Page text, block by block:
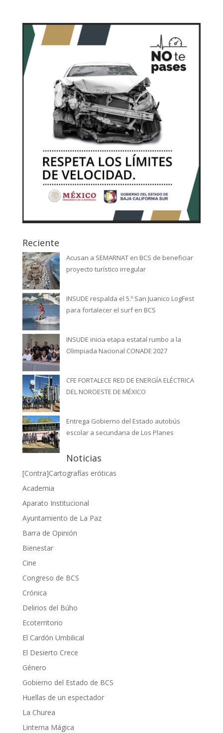
Reciente
Acusan a SEMARNAT en BCS de beneficiar
proyecto turístico irregular
INSUDE respalda el 5.º San Juanico LogFest
para fortalecer el surf en BCS
INSUDE inicia etapa estatal rumbo a la
Olimpiada Nacional CONADE 2027
CFE FORTALECE RED DE ENERGÍA ELÉCTRICA
DEL NOROESTE DE MÉXICO
Entrega Gobierno del Estado autobús
escolar a secundaria de Los Planes
Noticias
[Contra]Cartografías eróticas
Academia
Aparato Institucional
Ayuntamiento de La Paz
Barra de Opinión
Bienestar
Cine
Congreso de BCS
Crónica
Delirios del Búho
Ecoterritorio
El Cardón Umbilical
El Desierto Crece
Género
Gobierno del Estado de BCS
Huellas de un espectador
La Churea
Linterna Mágica